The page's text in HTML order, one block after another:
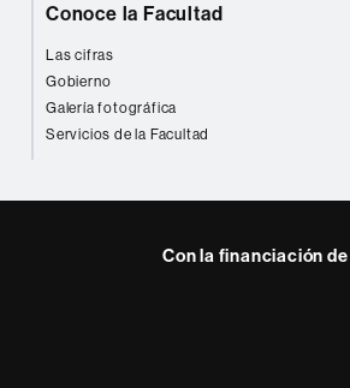
Conoce la Facultad
Las cifras
Gobierno
Galería fotográfica
Servicios de la Facultad
Con la financiación de